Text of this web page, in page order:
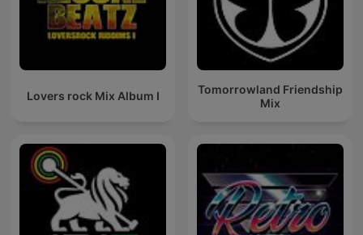
Lovers rock Mix Album I
Tomorrowland Friendship
Mix